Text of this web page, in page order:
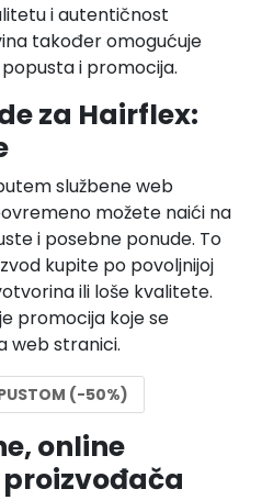
i autentičnost
također omogućuje
i promocija.
za Hairflex:
službene web
možete naići na
i posebne ponude. To
kupite po povoljnijoj
ili loše kvalitete.
promocija koje se
web stranici.
(-50%)
online